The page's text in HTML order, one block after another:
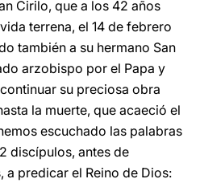
Cirilo, que a los 42 años
terrena, el 14 de febrero
también a su hermano San
arzobispo por el Papa y
su preciosa obra
la muerte, que acaeció el
escuchado las palabras
discípulos, antes de
a predicar el Reino de Dios: